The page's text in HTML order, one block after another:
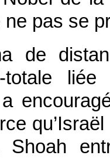
pas se
de
totale
Shoah